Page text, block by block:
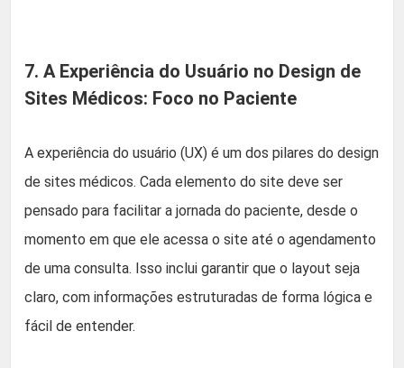
7. A Experiência do Usuário no Design de
Sites Médicos: Foco no Paciente
A experiência do usuário (UX) é um dos pilares do design
de sites médicos. Cada elemento do site deve ser
pensado para facilitar a jornada do paciente, desde o
momento em que ele acessa o site até o agendamento
de uma consulta. Isso inclui garantir que o layout seja
claro, com informações estruturadas de forma lógica e
fácil de entender.